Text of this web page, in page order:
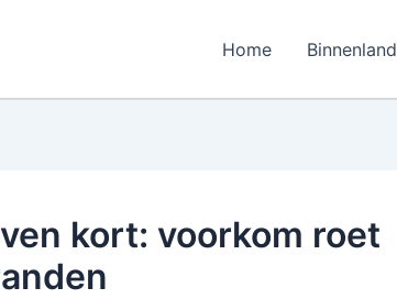
Home Binnenland
kort: voorkom roet